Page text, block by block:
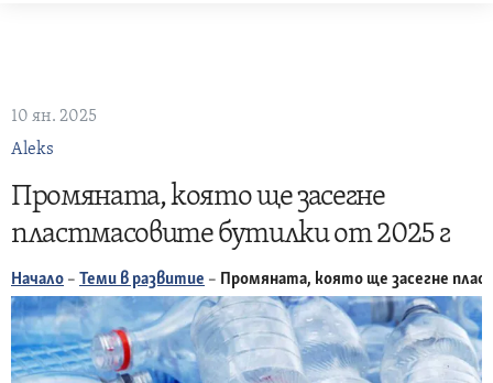
10 ян. 2025
Aleks
Промяната, която ще засегне
пластмасовите бутилки от 2025 г
Начало – Теми в развитие – Промяната, която ще засегне